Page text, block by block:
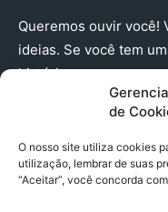
de
O nosso site utiliza cookies
utilização, lembrar de suas
“Aceitar”, você concorda
Queremos ouvir você!
ideias. Se você tem
história que merece
(91) 98224 - 3111